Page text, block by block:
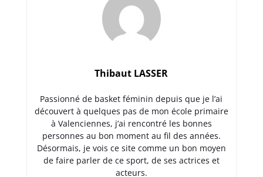
Thibaut LASSER
Passionné de basket féminin depuis que je l’ai
découvert à quelques pas de mon école primaire
à Valenciennes, j’ai rencontré les bonnes
personnes au bon moment au fil des années.
Désormais, je vois ce site comme un bon moyen
de faire parler de ce sport, de ses actrices et
acteurs.